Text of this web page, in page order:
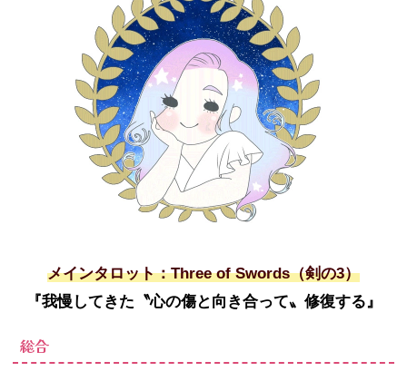
メインタロット：Three of Swords（剣の3）
『我慢してきた〝心の傷と向き合って〟修復する』
総合